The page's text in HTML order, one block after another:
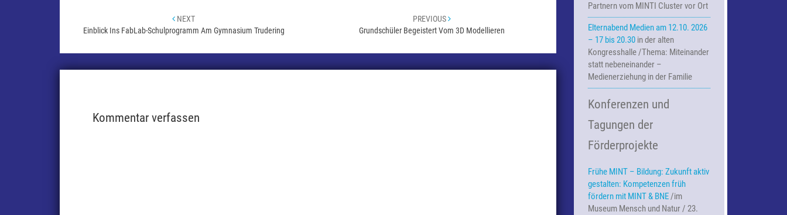
NEXT
Einblick Ins FabLab-Schulprogramm Am Gymnasium Trudering
PREVIOUS
Grundschüler Begeistert Vom 3D Modellieren
Kommentar verfassen
Partnern vom MINTI Cluster vor Ort
Elternabend Medien am 12.10. 2026
– 17 bis 20.30in der alten
Kongresshalle /Thema: Miteinander
statt nebeneinander –
Medienerziehung in der Familie
Konferenzen und
Tagungen der
Förderprojekte
Frühe MINT – Bildung: Zukunft aktiv
gestalten: Kompetenzen früh
fördern mit MINT & BNE/im
Museum Mensch und Natur / 23.